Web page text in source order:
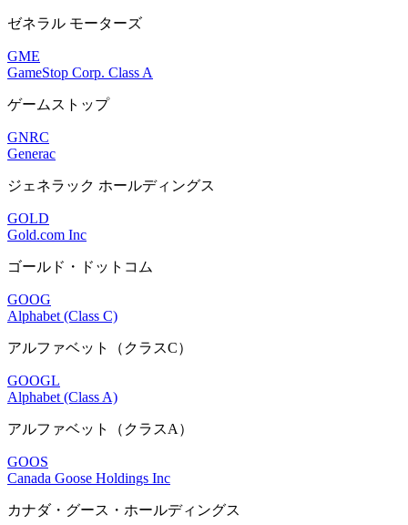
ゼネラル モーターズ
GME
GameStop Corp. Class A
ゲームストップ
GNRC
Generac
ジェネラック ホールディングス
GOLD
Gold.com Inc
ゴールド・ドットコム
GOOG
Alphabet (Class C)
アルファベット（クラスC）
GOOGL
Alphabet (Class A)
アルファベット（クラスA）
GOOS
Canada Goose Holdings Inc
カナダ・グース・ホールディングス